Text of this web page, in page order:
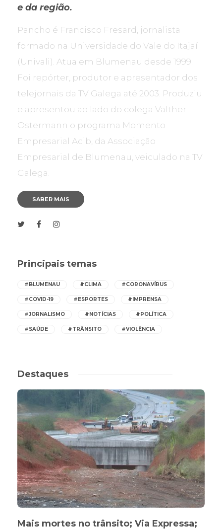
e da região.
Pancho é Francisco Fresard, jornalista
formado na Universidade do Vale do Itajaí
(Univali). Atua em Blumenau desde 1999.
Foi repórter, produtor e apresentador dos
telejornais da TV Galega até 2003. Produziu
e apresentou ao lado do colega Valther
Ostermann o programa Momento
Empresarial Acib, da Associação
Empresarial de Blumenau, veiculado na TV
Galega.
SABER MAIS
Principais temas
#BLUMENAU #CLIMA #CORONAVÍRUS
#COVID-19 #ESPORTES #IMPRENSA
#JORNALISMO #NOTÍCIAS #POLÍTICA
#SAÚDE #TRÂNSITO #VIOLÊNCIA
Destaques
Mais mortes no trânsito; Via Expressa;